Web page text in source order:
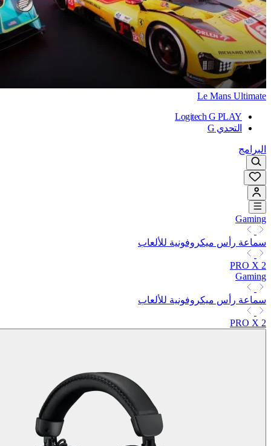
Le Mans Ultimate
Logitech G PLAY
التحدي G
البرامج
Gaming
سماعة رأس ميكروفونية للألعاب
PRO X 2
Gaming
سماعة رأس ميكروفونية للألعاب
PRO X 2